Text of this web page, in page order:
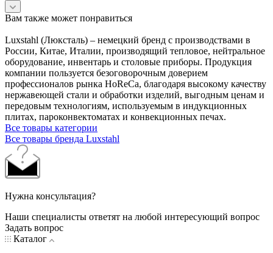
Вам также может понравиться
Luxstahl (Люксталь) – немецкий бренд с производствами в
России, Китае, Италии, производящий тепловое, нейтральное
оборудование, инвентарь и столовые приборы. Продукция
компании пользуется безоговорочным доверием
профессионалов рынка HoReCa, благодаря высокому качеству
нержавеющей стали и обработки изделий, выгодным ценам и
передовым технологиям, используемым в индукционных
плитах, пароконвектоматах и конвекционных печах.
Все товары категории
Все товары бренда Luxstahl
Нужна консультация?
Наши специалисты ответят на любой интересующий вопрос
Задать вопрос
Каталог